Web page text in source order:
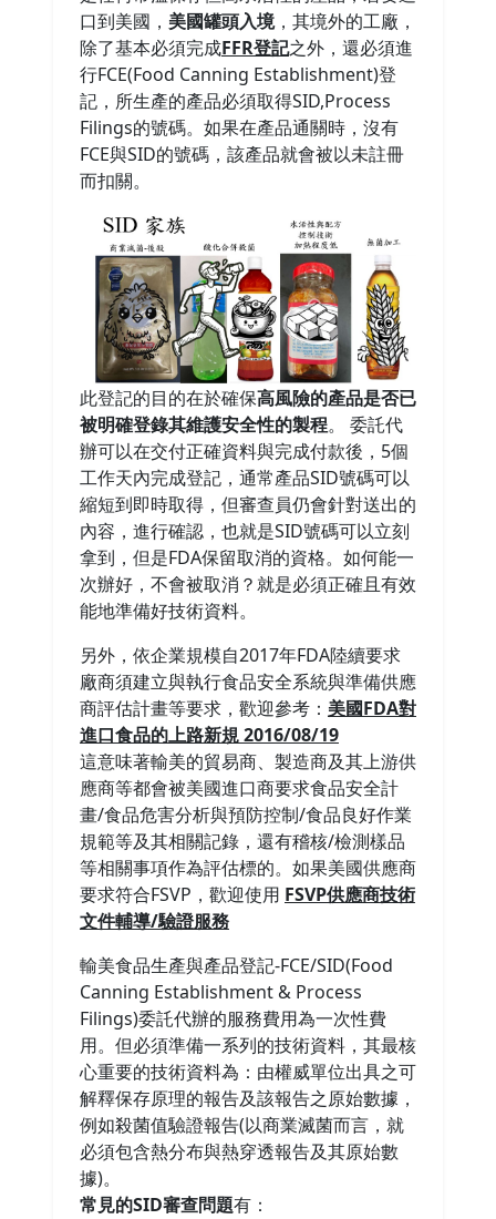
口到美國， 美國罐頭入境，其境外的工廠，
除了基本必須完成FFR登記之外，還必須進
行FCE(Food Canning Establishment)登
記，所生產的產品必須取得SID,Process
Filings的號碼。如果在產品通關時，沒有
FCE與SID的號碼，該產品就會被以未註冊
而扣關。
此登記的目的在於確保高風險的產品是否已
被明確登錄其維護安全性的製程。 委託代
辦可以在交付正確資料與完成付款後，5個
工作天內完成登記，通常產品SID號碼可以
縮短到即時取得，但審查員仍會針對送出的
內容，進行確認，也就是SID號碼可以立刻
拿到，但是FDA保留取消的資格。如何能一
次辦好，不會被取消？就是必須正確且有效
能地準備好技術資料。
另外，依企業規模自2017年FDA陸續要求
廠商須建立與執行食品安全系統與準備供應
商評估計畫等要求，歡迎參考： 美國FDA對
進口食品的上路新規 2016/08/19
這意味著輸美的貿易商、製造商及其上游供
應商等都會被美國進口商要求食品安全計
畫/食品危害分析與預防控制/食品良好作業
規範等及其相關記錄，還有稽核/檢測樣品
等相關事項作為評估標的。如果美國供應商
要求符合FSVP，歡迎使用 FSVP供應商技術
文件輔導/驗證服務
輸美食品生產與產品登記-FCE/SID(Food
Canning Establishment & Process
Filings)委託代辦的服務費用為一次性費
用。但必須準備一系列的技術資料，其最核
心重要的技術資料為：由權威單位出具之可
解釋保存原理的報告及該報告之原始數據，
例如殺菌值驗證報告(以商業滅菌而言，就
必須包含熱分布與熱穿透報告及其原始數
據)。
常見的SID審查問題有：